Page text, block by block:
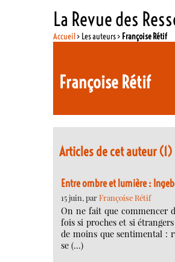
La Revue des
Accueil> Les auteurs > Françoise Rétif
Françoise Rétif
Articles de cet auteur (1)
Entre ombre et lumière :
15 juin, parFrançoise Rétif
On ne fait que commencer
fois si proches et si
de moins que sentimental :
se (…)